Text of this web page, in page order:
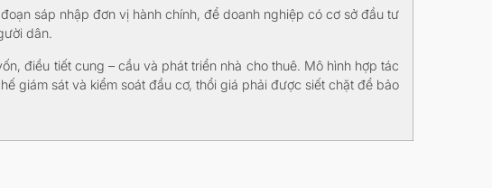
sáp nhập đơn vị hành chính, để doanh nghiệp có cơ sở đầu tư
dân.
điều tiết cung – cầu và phát triển nhà cho thuê. Mô hình hợp tác
giám sát và kiểm soát đầu cơ, thổi giá phải được siết chặt để bảo